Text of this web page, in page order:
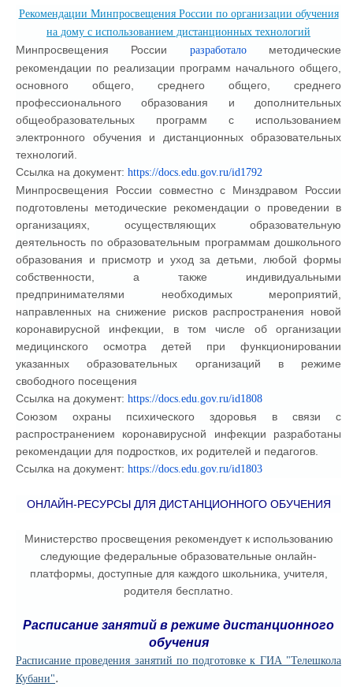
Рекомендации Минпросвещения России по организации обучения
на дому с использованием дистанционных технологий
Минпросвещения России разработалометодические
рекомендации по реализации программ начального общего,
основного общего, среднего общего, среднего
профессионального образования и дополнительных
общеобразовательных программ с использованием
электронного обучения и дистанционных образовательных
технологий.
Ссылка на документ: https://docs.edu.gov.ru/id1792
Минпросвещения России совместно с Минздравом России
подготовлены методические рекомендации о проведении в
организациях, осуществляющих образовательную
деятельность по образовательным программам дошкольного
образования и присмотр и уход за детьми, любой формы
собственности, а также индивидуальными
предпринимателями необходимых мероприятий,
направленных на снижение рисков распространения новой
коронавирусной инфекции, в том числе об организации
медицинского осмотра детей при функционировании
указанных образовательных организаций в режиме
свободного посещения
Ссылка на документ: https://docs.edu.gov.ru/id1808
Союзом охраны психического здоровья в связи с
распространением коронавирусной инфекции разработаны
рекомендации для подростков, их родителей и педагогов.
Ссылка на документ: https://docs.edu.gov.ru/id1803
ОНЛАЙН-РЕСУРСЫ ДЛЯ ДИСТАНЦИОННОГО ОБУЧЕНИЯ
Министерство просвещения рекомендует к использованию
следующие федеральные образовательные онлайн-
платформы, доступные для каждого школьника, учителя,
родителя бесплатно.
Расписание занятий в режиме дистанционного
обучения
Расписание проведения занятий по подготовке к ГИА "Телешкола
Кубани".